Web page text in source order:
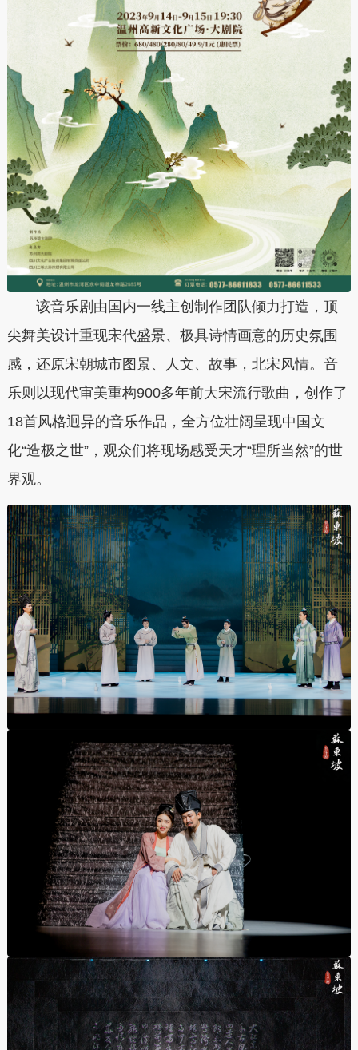
该音乐剧由国内一线主创制作团队倾力打造，顶
尖舞美设计重现宋代盛景、极具诗情画意的历史氛围
感，还原宋朝城市图景、人文、故事，北宋风情。音
乐则以现代审美重构900多年前大宋流行歌曲，创作了
18首风格迥异的音乐作品，全方位壮阔呈现中国文
化“造极之世”，观众们将现场感受天才“理所当然”的世
界观。